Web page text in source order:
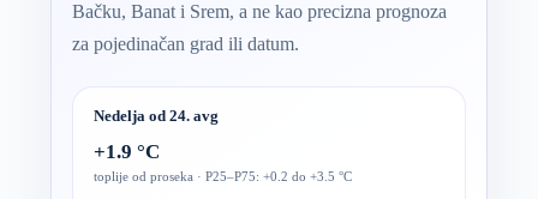
Bačku, Banat i Srem, a ne kao precizna prognoza
za pojedinačan grad ili datum.
Nedelja od 24. avg
+1.9 °C
toplije od proseka · P25–P75: +0.2 do +3.5 °C